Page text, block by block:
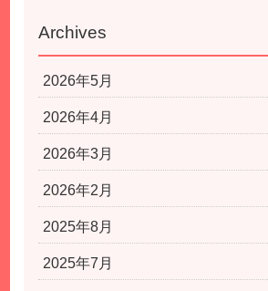
Archives
2026年5月
2026年4月
2026年3月
2026年2月
2025年8月
2025年7月